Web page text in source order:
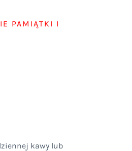
PAMIĄTKI I
kawy lub